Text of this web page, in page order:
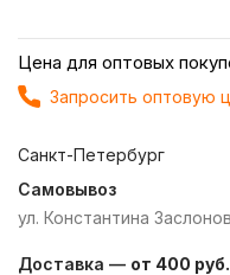
Цена для оптовых
Запросить оптовую
Санкт-Петербург
Самовывоз
ул. Константина
Доставка — от 400 руб.